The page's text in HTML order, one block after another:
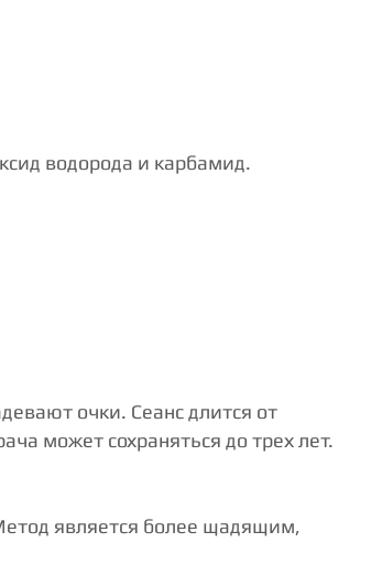
водорода и карбамид.
очки. Сеанс длится от
может сохраняться до трех лет.
является более щадящим,